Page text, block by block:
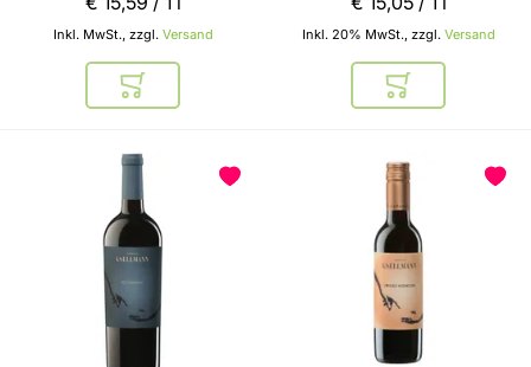
Inkl. MwSt., zzgl. Versand
In den Warenkorb
Inkl. 20% MwSt., zzgl. Versand
In den